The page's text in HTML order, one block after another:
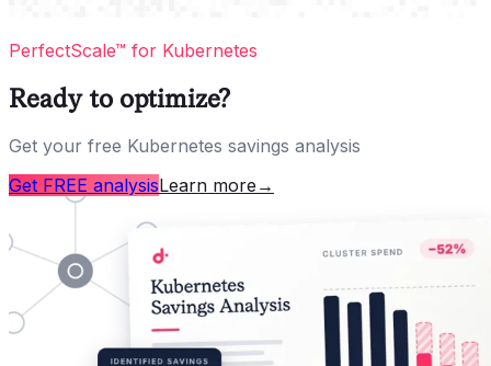
PerfectScale™ for Kubernetes
Ready to optimize?
Get your free Kubernetes savings analysis
Get FREE analysisLearn more →